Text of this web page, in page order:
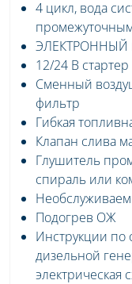
4 цикл, вода
ЭЛЕКТРОННЫЙ
12/24 В
Сменный
фильтр
Гибкая
Клапан слива
Глушитель
спираль или
Подогрев ОЖ
Инструкции по
дизельной
электрическая